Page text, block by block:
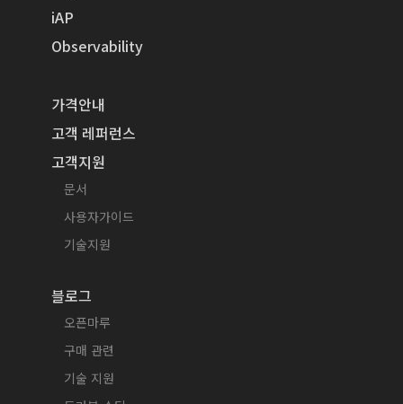
iAP
Observability
가격안내
고객 레퍼런스
고객지원
문서
사용자가이드
기술지원
블로그
오픈마루
구매 관련
기술 지원